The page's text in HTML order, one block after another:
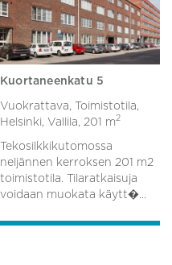
Kuortaneenkatu 5
Vuokrattava, Toimistotila,
Helsinki, Vallila, 201 m2
Tekosilkkikutomossa
neljännen kerroksen 201 m2
toimistotila. Tilaratkaisuja
voidaan muokata käytt�...